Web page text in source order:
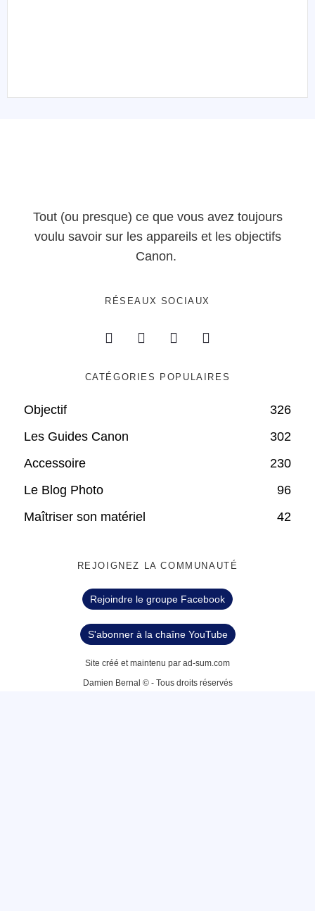
Tout (ou presque) ce que vous avez toujours
voulu savoir sur les appareils et les objectifs
Canon.
RÉSEAUX SOCIAUX
CATÉGORIES POPULAIRES
Objectif
326
Les Guides Canon
302
Accessoire
230
Le Blog Photo
96
Maîtriser son matériel
42
REJOIGNEZ LA COMMUNAUTÉ
Rejoindre le groupe Facebook
S'abonner à la chaîne YouTube
Site créé et maintenu par ad-sum.com
Damien Bernal © - Tous droits réservés